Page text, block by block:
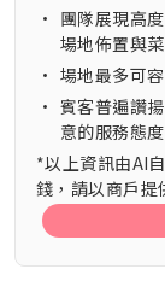
• 團隊展現高
場地佈置與
• 場地最多可
• 賓客普遍讚
意的服務態度
*以上資訊由AI
錢，請以商戶提